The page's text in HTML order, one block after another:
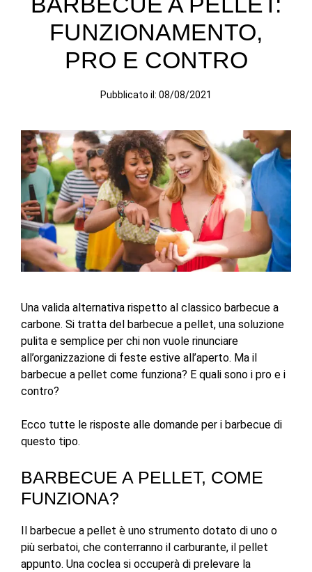
FUNZIONAMENTO,
PRO E CONTRO
Pubblicato il: 08/08/2021
Una valida alternativa rispetto al classico barbecue a
carbone. Si tratta del barbecue a pellet, una soluzione
pulita e semplice per chi non vuole rinunciare
all’organizzazione di feste estive all’aperto. Ma il
barbecue a pellet come funziona? E quali sono i pro e i
contro?
Ecco tutte le risposte alle domande per i barbecue di
questo tipo.
BARBECUE A PELLET, COME
FUNZIONA?
Il barbecue a pellet è uno strumento dotato di uno o
più serbatoi, che conterranno il carburante, il pellet
appunto. Una coclea si occuperà di prelevare la